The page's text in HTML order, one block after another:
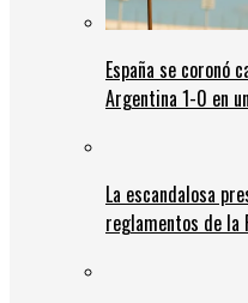
España se coronó
Argentina 1-0 en
La escandalosa
reglamentos de la